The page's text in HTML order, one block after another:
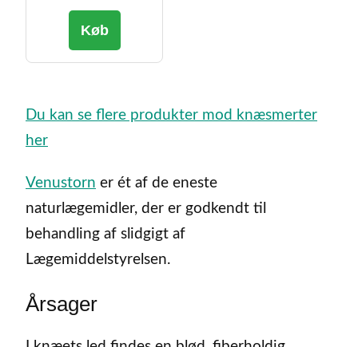
oprindelige
pris
kr.1.749,00.kr.1.136,85.
Køb
Du kan se flere produkter mod knæsmerter
her
Venustorn er ét af de eneste
naturlægemidler, der er godkendt til
behandling af slidgigt af
Lægemiddelstyrelsen.
Årsager